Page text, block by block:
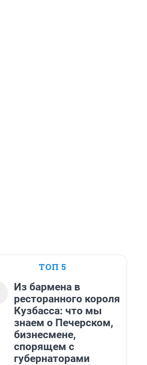
ТОП 5
Из бармена в
ресторанного короля
Кузбасса: что мы
знаем о Печерском,
бизнесмене,
спорящем с
губернаторами